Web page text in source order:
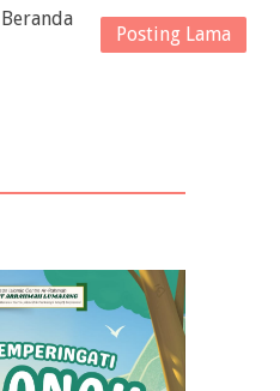
Posting Lama
Beranda